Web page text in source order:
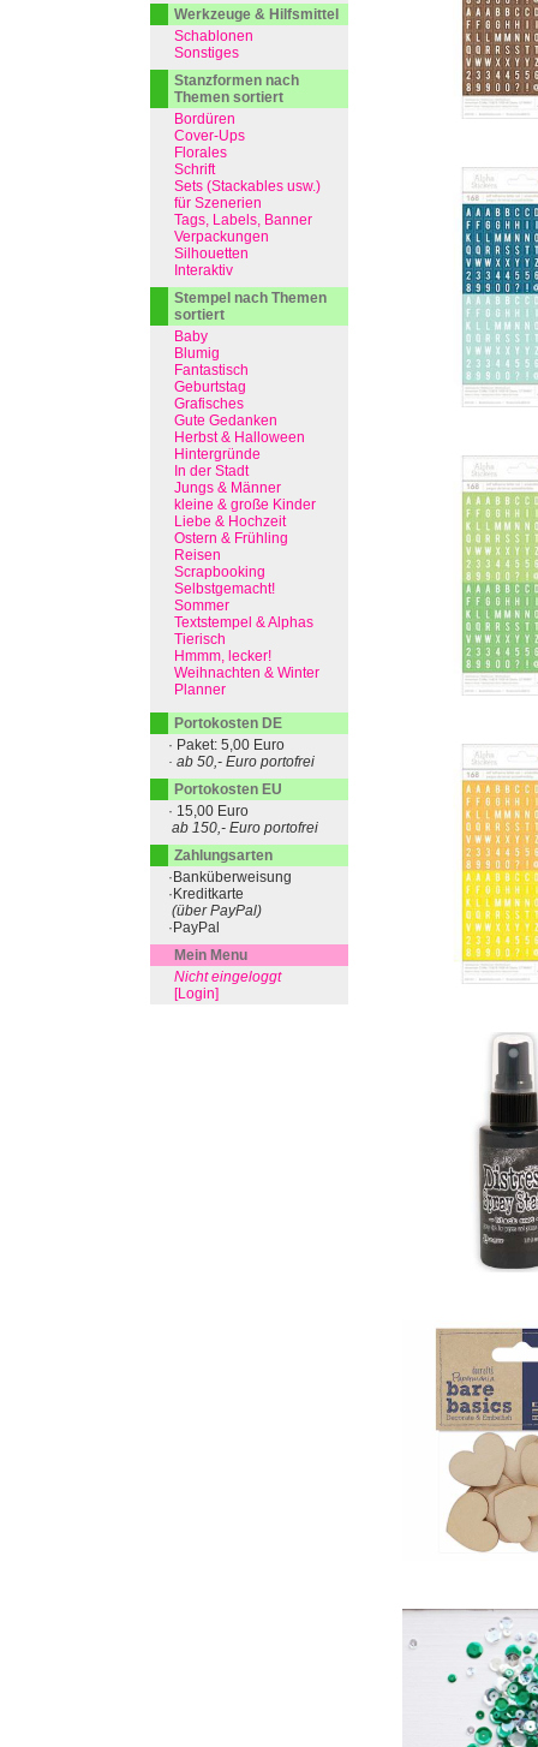
Werkzeuge & Hilfsmittel
Schablonen
Sonstiges
Stanzformen nach
Themen sortiert
Bordüren
Cover-Ups
Florales
Schrift
Sets (Stackables usw.)
für Szenerien
Tags, Labels, Banner
Verpackungen
Silhouetten
Interaktiv
Stempel nach Themen
sortiert
Baby
Blumig
Fantastisch
Geburtstag
Grafisches
Gute Gedanken
Herbst & Halloween
Hintergründe
In der Stadt
Jungs & Männer
kleine & große Kinder
Liebe & Hochzeit
Ostern & Frühling
Reisen
Scrapbooking
Selbstgemacht!
Sommer
Textstempel & Alphas
Tierisch
Hmmm, lecker!
Weihnachten & Winter
Planner
Portokosten DE
· Paket: 5,00 Euro
· ab 50,- Euro portofrei
Portokosten EU
· 15,00 Euro
ab 150,- Euro portofrei
Zahlungsarten
·Banküberweisung
·Kreditkarte
(über PayPal)
·PayPal
Mein Menu
Nicht eingeloggt
[Login]